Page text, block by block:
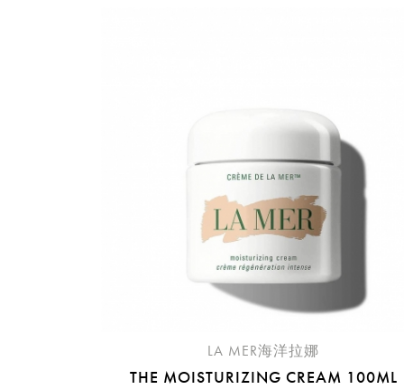
LA MER海洋拉娜
THE MOISTURIZING CREAM 100ML